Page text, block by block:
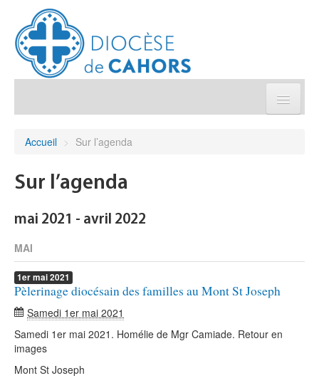
Agenda diocésain
Je donne
Annuaire/Contact
Accueil > Sur l’agenda
Sur l’agenda
mai 2021 - avril 2022
MAI
1ermai2021
Pèlerinage diocésain des familles au Mont St Joseph
Samedi 1er mai 2021
Samedi 1er mai 2021. Homélie de Mgr Camiade. Retour en
images
Mont St Joseph